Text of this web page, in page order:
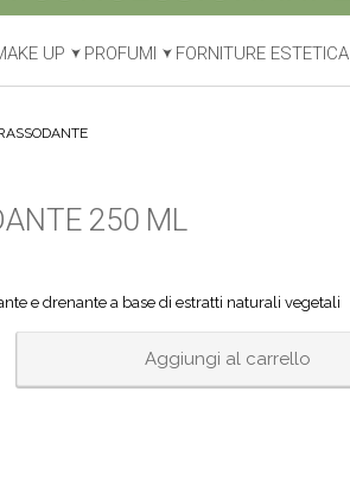
UP PROFUMI FORNITURE ESTETICA
250 ML
e drenante a base di estratti naturali vegetali